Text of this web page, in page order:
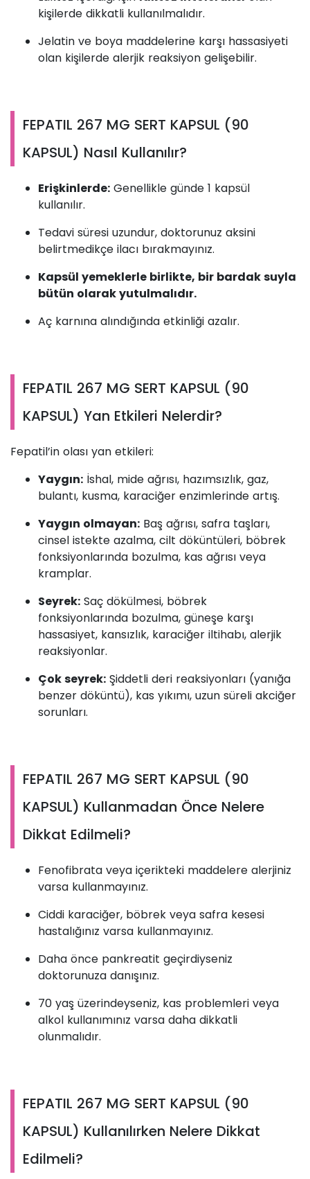
kişilerde dikkatli kullanılmalıdır.
Jelatin ve boya maddelerine karşı hassasiyeti
olan kişilerde alerjik reaksiyon gelişebilir.
FEPATIL 267 MG SERT KAPSUL (90
KAPSUL) Nasıl Kullanılır?
Erişkinlerde: Genellikle günde 1 kapsül
kullanılır.
Tedavi süresi uzundur, doktorunuz aksini
belirtmedikçe ilacı bırakmayınız.
Kapsül yemeklerle birlikte, bir bardak suyla
bütün olarak yutulmalıdır.
Aç karnına alındığında etkinliği azalır.
FEPATIL 267 MG SERT KAPSUL (90
KAPSUL) Yan Etkileri Nelerdir?
Fepatil’in olası yan etkileri:
Yaygın: İshal, mide ağrısı, hazımsızlık, gaz,
bulantı, kusma, karaciğer enzimlerinde artış.
Yaygın olmayan: Baş ağrısı, safra taşları,
cinsel istekte azalma, cilt döküntüleri, böbrek
fonksiyonlarında bozulma, kas ağrısı veya
kramplar.
Seyrek: Saç dökülmesi, böbrek
fonksiyonlarında bozulma, güneşe karşı
hassasiyet, kansızlık, karaciğer iltihabı, alerjik
reaksiyonlar.
Çok seyrek: Şiddetli deri reaksiyonları (yanığa
benzer döküntü), kas yıkımı, uzun süreli akciğer
sorunları.
FEPATIL 267 MG SERT KAPSUL (90
KAPSUL) Kullanmadan Önce Nelere
Dikkat Edilmeli?
Fenofibrata veya içerikteki maddelere alerjiniz
varsa kullanmayınız.
Ciddi karaciğer, böbrek veya safra kesesi
hastalığınız varsa kullanmayınız.
Daha önce pankreatit geçirdiyseniz
doktorunuza danışınız.
70 yaş üzerindeyseniz, kas problemleri veya
alkol kullanımınız varsa daha dikkatli
olunmalıdır.
FEPATIL 267 MG SERT KAPSUL (90
KAPSUL) Kullanılırken Nelere Dikkat
Edilmeli?